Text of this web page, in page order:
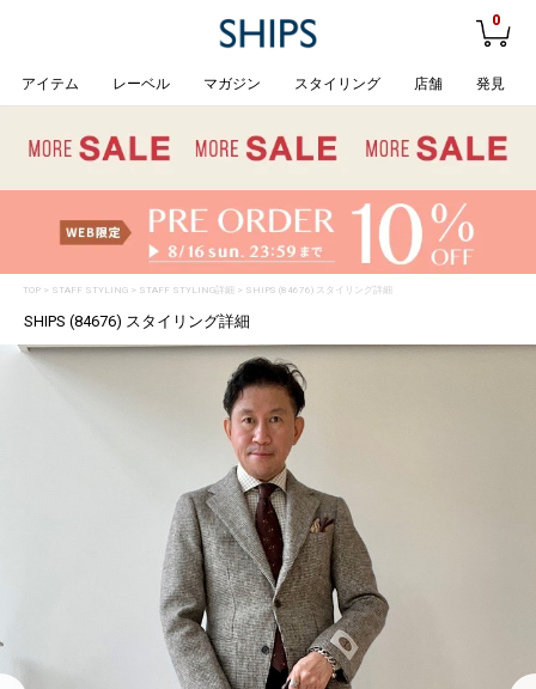
0
アイテム レーベル マガジン スタイリング 店舗 発見
TOP> STAFF STYLING> STAFF STYLING詳細 > SHIPS (84676) スタイリング詳細
SHIPS (84676) スタイリング詳細